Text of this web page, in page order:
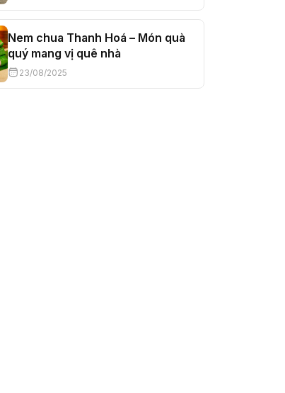
Nem chua Thanh Hoá – Món quà
quý mang vị quê nhà
23/08/2025